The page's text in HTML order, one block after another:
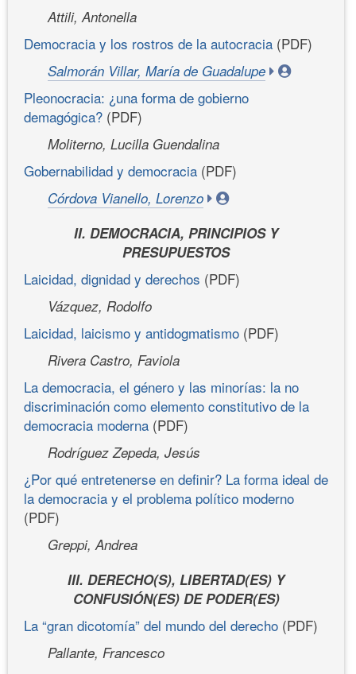
Attili, Antonella
Democracia y los rostros de la autocracia (PDF)
Salmorán Villar, María de Guadalupe
Pleonocracia: ¿una forma de gobierno
demagógica? (PDF)
Moliterno, Lucilla Guendalina
Gobernabilidad y democracia (PDF)
Córdova Vianello, Lorenzo
II. DEMOCRACIA, PRINCIPIOS Y
PRESUPUESTOS
Laicidad, dignidad y derechos (PDF)
Vázquez, Rodolfo
Laicidad, laicismo y antidogmatismo (PDF)
Rivera Castro, Faviola
La democracia, el género y las minorías: la no
discriminación como elemento constitutivo de la
democracia moderna (PDF)
Rodríguez Zepeda, Jesús
¿Por qué entretenerse en definir? La forma ideal de
la democracia y el problema político moderno
(PDF)
Greppi, Andrea
III. DERECHO(S), LIBERTAD(ES) Y
CONFUSIÓN(ES) DE PODER(ES)
La “gran dicotomía” del mundo del derecho (PDF)
Pallante, Francesco